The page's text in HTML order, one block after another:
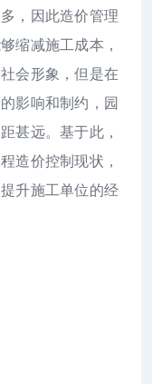
，因此造价管理
缩减施工成本，
会形象，但是在
影响和制约，园
甚远。基于此，
造价控制现状，
升施工单位的经